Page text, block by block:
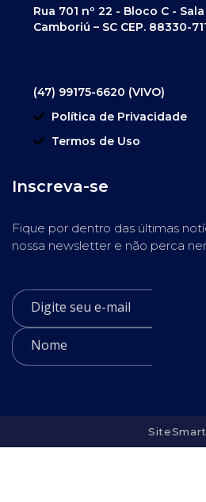
Rua 701 nº 22 - Bloco C -
Camboriú – SC CEP. 88330-
(47) 99175-6620 (VIVO)
Política de Privacidade
Termos de Uso
Inscreva-se
Fique por dentro das últimas
nossa newsletter e não perca
SiteSmart